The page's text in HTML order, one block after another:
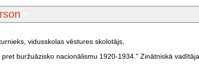
vidusskolas vēstures skolotājs,
buržuāzisko nacionālismu 1920-1934." Zinātniskā